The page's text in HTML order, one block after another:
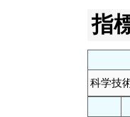
指
科学技